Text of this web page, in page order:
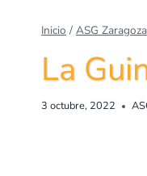
Inicio / ASG Zaragoza
La
3 octubre, 2022